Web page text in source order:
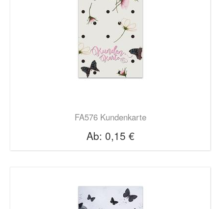
FA576 Kundenkarte
Ab: 0,15 €